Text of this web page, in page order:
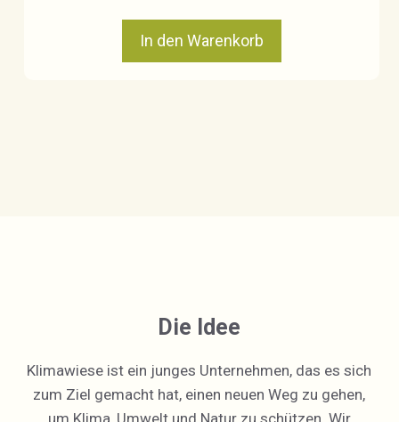
In den Warenkorb
Die Idee
Klimawiese ist ein junges Unternehmen, das es sich
zum Ziel gemacht hat, einen neuen Weg zu gehen,